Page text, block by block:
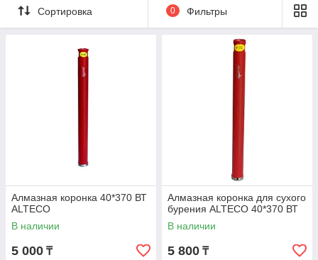
Сортировка 0 Фильтры
Алмазная коронка 40*370 ВТ
ALTECO
В наличии
5 000 ₸
Алмазная коронка для сухого
бурения ALTECO 40*370 ВТ
В наличии
5 800 ₸